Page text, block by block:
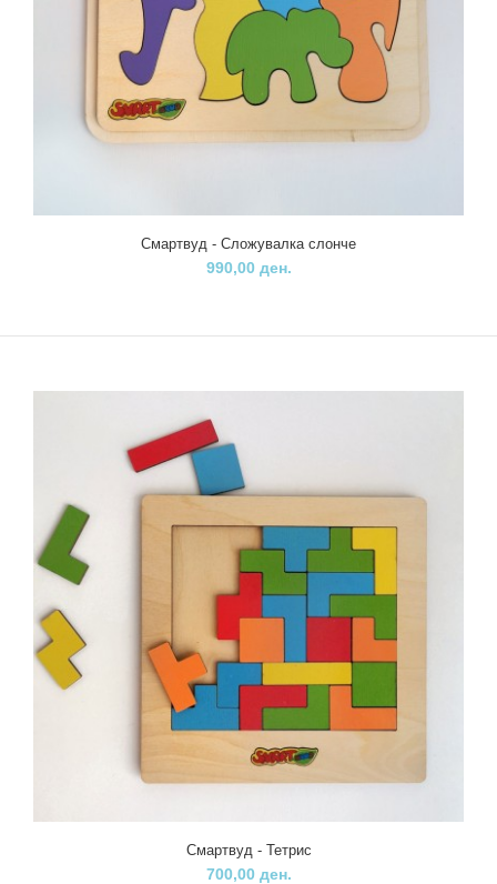
Смартвуд - Сложувалка слонче
990,00 ден.
Смартвуд - Сложувалка слонче
990,00 ден.
Смартвуд - Тетрис
700,00 ден.